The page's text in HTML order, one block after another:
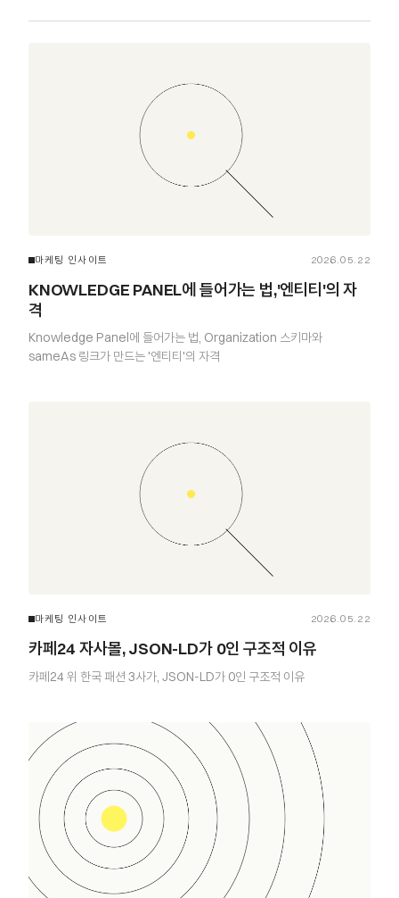
마케팅 인사이트 2026.05.22
KNOWLEDGE PANEL에 들어가는 법,'엔티티'의 자
격
Knowledge Panel에 들어가는 법, Organization 스키마와
sameAs 링크가 만드는 '엔티티'의 자격
마케팅 인사이트 2026.05.22
카페24 자사몰, JSON-LD가 0인 구조적 이유
카페24 위 한국 패션 3사가, JSON-LD가 0인 구조적 이유